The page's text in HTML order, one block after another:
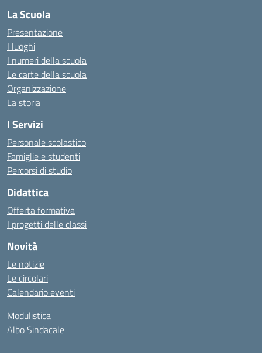
La Scuola
Presentazione
I luoghi
I numeri della scuola
Le carte della scuola
Organizzazione
La storia
I Servizi
Personale scolastico
Famiglie e studenti
Percorsi di studio
Didattica
Offerta formativa
I progetti delle classi
Novità
Le notizie
Le circolari
Calendario eventi
Modulistica
Albo Sindacale